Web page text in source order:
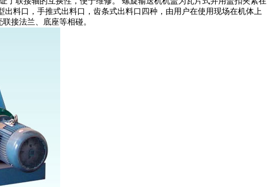
料口，手推式出料口，齿条式出料口四种，由用户在使用现场在机体上
接法兰、底座等相碰。